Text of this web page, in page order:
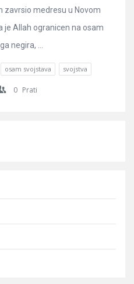
zavrsio medresu u Novom
je Allah ogranicen na osam
negira, ...
osam svojstava svojstva
0 Prati